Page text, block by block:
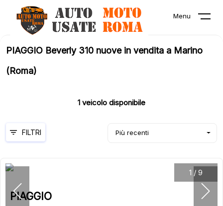
Menu
PIAGGIO Beverly 310 nuove in vendita a Marino
(Roma)
1 veicolo disponibile
Più recenti
FILTRI
1 / 9
PIAGGIO